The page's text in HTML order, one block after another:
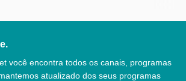
você encontra todos os canais, programas
atualizado dos seus programas